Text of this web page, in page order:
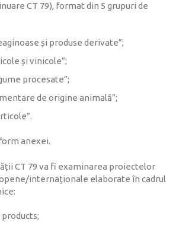
CT 79), format din 5 grupuri de
și produse derivate”;
și vinicole”;
procesate”;
de origine animală”;
anexei.
CT 79 va fi examinarea proiectelor
internaționale elaborate în cadrul
products;